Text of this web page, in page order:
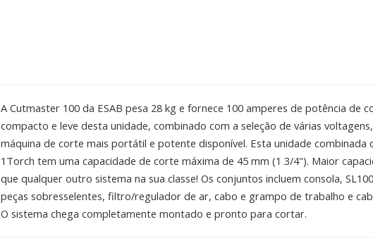
A Cutmaster 100 da ESAB pesa 28 kg e fornece 100 amperes de potência de
compacto e leve desta unidade, combinado com a seleção de várias
máquina de corte mais portátil e potente disponível. Esta unidade combinada
1Torch tem uma capacidade de corte máxima de 45 mm (1 3/4"). Maior
que qualquer outro sistema na sua classe! Os conjuntos incluem consola,
peças sobresselentes, filtro/regulador de ar, cabo e grampo de trabalho e
O sistema chega completamente montado e pronto para cortar.